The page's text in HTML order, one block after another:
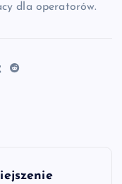
dla operatorów.